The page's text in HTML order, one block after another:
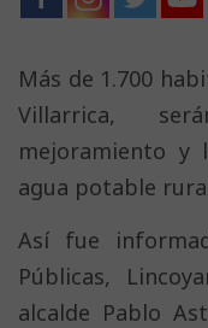
Más de 1.700
Villarrica,
mejoramiento y
agua potable
Así fue
Públicas,
alcalde Pablo